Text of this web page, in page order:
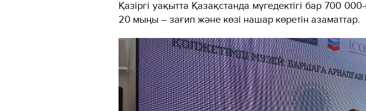
Қазіргі уақытта Қазақстанда мүгедектігі бар 700
20 мыңы – зағип және көзі нашар көретін азаматтар.